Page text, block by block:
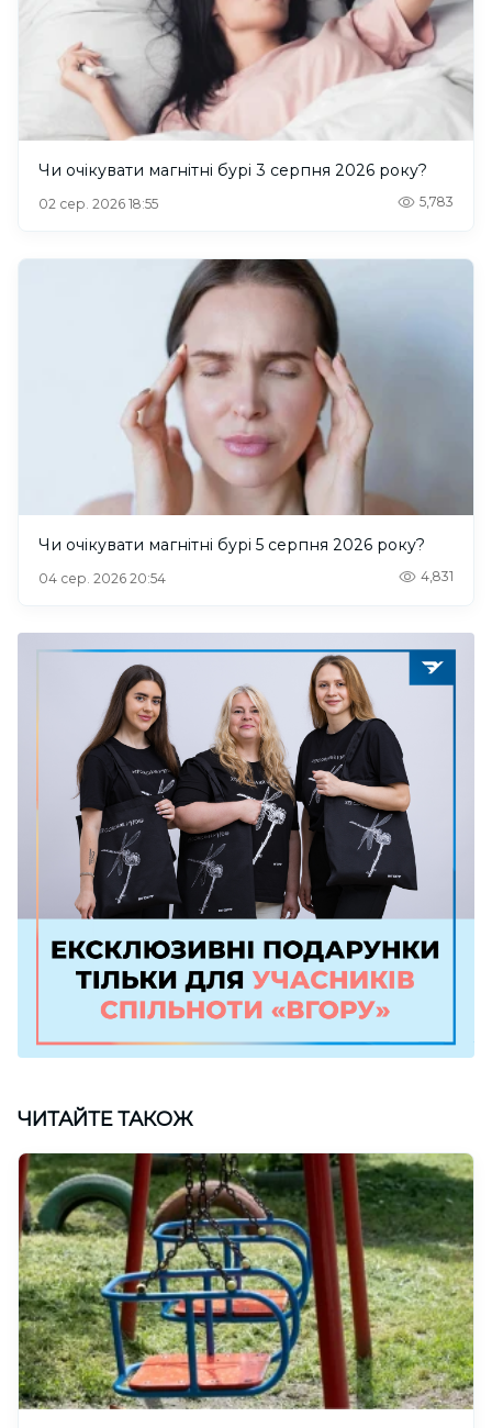
Чи очікувати магнітні бурі 3 серпня 2026 року?
02 сер. 2026 18:55 5,783
Чи очікувати магнітні бурі 5 серпня 2026 року?
04 сер. 2026 20:54 4,831
ЧИТАЙТЕ ТАКОЖ